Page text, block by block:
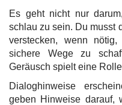
Es geht nicht nur
schlau zu sein. Du musst
verstecken, wenn
sichere Wege zu
Geräusch spielt eine
Dialoghinweise
geben Hinweise darauf,